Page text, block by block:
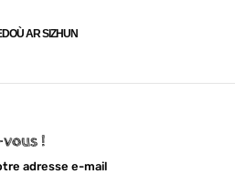
AR SIZHUN
!
adresse e-mail